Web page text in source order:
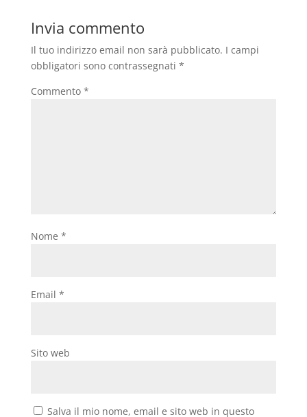
Invia commento
Il tuo indirizzo email non sarà pubblicato. I campi
obbligatori sono contrassegnati *
Commento *
Nome *
Email *
Sito web
Salva il mio nome, email e sito web in questo